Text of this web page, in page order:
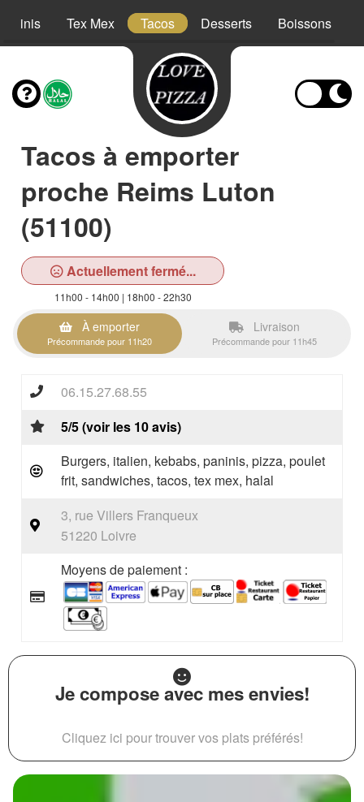
Tex Mex Tacos Desserts Boissons
Tacos à emporter
proche Reims Luton
(51100)
Actuellement fermé...
11h00 - 14h00 | 18h00 - 22h30
À emporter
Précommande pour 11h20
Livraison
Précommande pour 11h45
06.15.27.68.55
5/5 (voir les 10 avis)
Burgers, italien, kebabs, paninis, pizza, poulet
frit, sandwiches, tacos, tex mex, halal
3, rue Villers Franqueux
51220 Loivre
Moyens de paiement :
Je compose avec mes envies!
Cliquez ici pour trouver vos plats préférés!